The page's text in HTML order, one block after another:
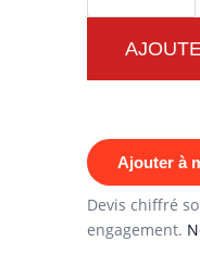
Plaque
mousse
composite
(PU)
Ajouter à
Devis chiffré
engagement.